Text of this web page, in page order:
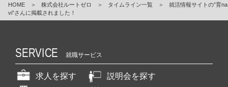
HOME ＞ 株式会社ルートゼロ ＞ タイムライン一覧 ＞
就活情報サイトの”育na
vi”さんに掲載されました！
SERVICE 就職サービス
求人を探す
説明会を探す